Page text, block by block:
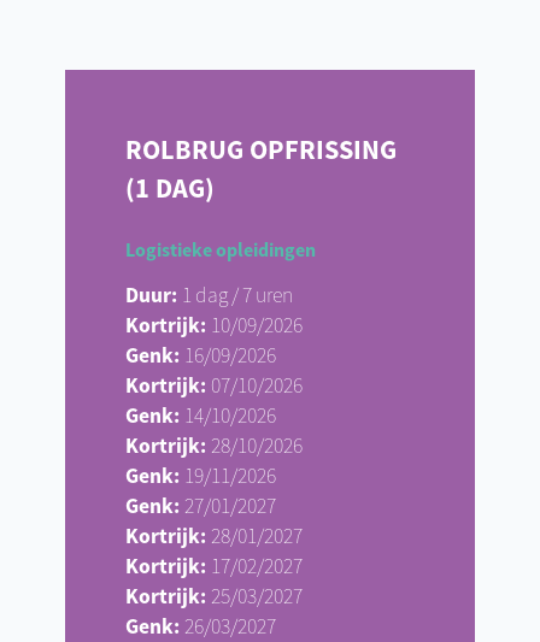
ROLBRUG OPFRISSING
(1 DAG)
Logistieke opleidingen
Duur: 1 dag / 7 uren
Kortrijk: 10/09/2026
Genk: 16/09/2026
Kortrijk: 07/10/2026
Genk: 14/10/2026
Kortrijk: 28/10/2026
Genk: 19/11/2026
Genk: 27/01/2027
Kortrijk: 28/01/2027
Kortrijk: 17/02/2027
Kortrijk: 25/03/2027
Genk: 26/03/2027